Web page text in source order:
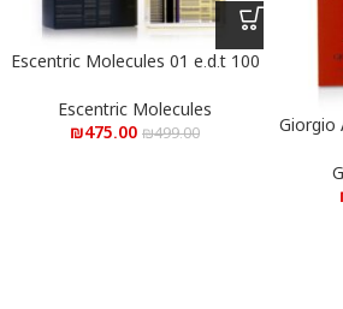
Giorgio
Escentric Molecules 01 e.d.t 100
א.ד.ט 100 מ”ל
Escentric Molecules
₪499.00
₪475.00